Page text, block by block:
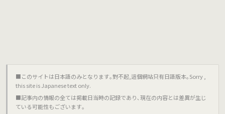
■このサイトは日本語のみとなります｡對不起,這個網站只有日語版本｡Sorry ,
this site is Japanese text only.
■記事内の情報の全ては掲載日当時の記録であり､現在の内容とは差異が生じ
ている可能性もございます｡